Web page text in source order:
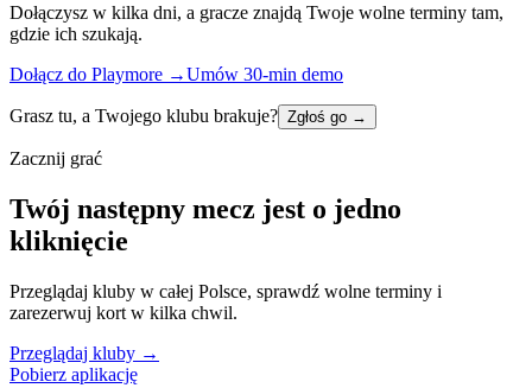
Dołączysz w kilka dni, a gracze znajdą Twoje wolne terminy tam,
gdzie ich szukają.
Dołącz do Playmore →Umów 30-min demo
Grasz tu, a Twojego klubu brakuje? Zgłoś go →
Zacznij grać
Twój następny mecz jest o jedno
kliknięcie
Przeglądaj kluby w całej Polsce, sprawdź wolne terminy i
zarezerwuj kort w kilka chwil.
Przeglądaj kluby →
Pobierz aplikację